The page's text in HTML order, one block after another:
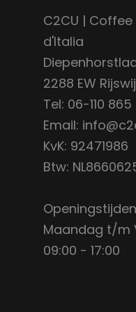
C2CU | Coffee
d'Italia
2288 EW
Tel: 06-110 865
Email:
KvK: 92471986
Btw:
Openingstijden
Maandag t/m
09:00 - 17:00